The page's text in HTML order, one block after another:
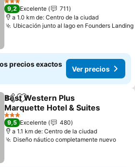
3 Estrellas
9,2 Excelente
711
a 1.0 km de: Centro de la ciudad
Ubicación junto al lago en Founders Landing
precios exactos
Ver precios
CompartirAgregar a favoritos
Best Western Plus
Marquette Hotel & Suites
3 Estrellas
9,5 Excelente
480
a 1.1 km de: Centro de la ciudad
Diseño náutico completamente nuevo